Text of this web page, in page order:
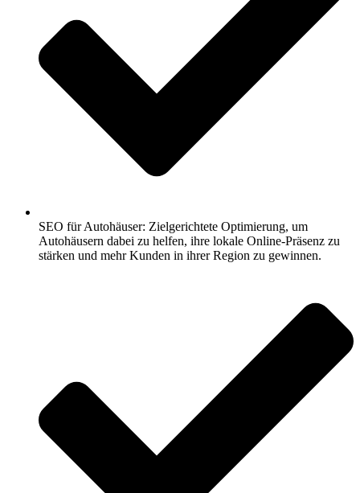
SEO für Autohäuser: Zielgerichtete Optimierung, um
Autohäusern dabei zu helfen, ihre lokale Online-Präsenz zu
stärken und mehr Kunden in ihrer Region zu gewinnen.